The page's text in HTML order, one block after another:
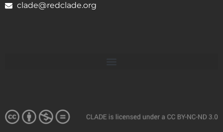
clade@redclade.org